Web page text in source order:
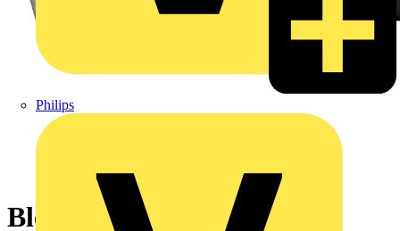
Philips
Bleigelakku, 7,2 Ah